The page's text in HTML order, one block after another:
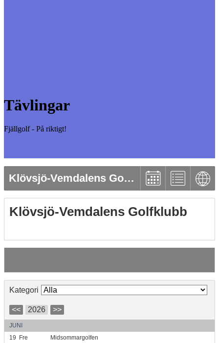
Tävlingar
Fjällgolf - På riktigt!
Klövsjö-Vemdalens Golfklubb
Klövsjö-Vemdalens Golfklubb
Kategori
<< 2026 >>
JUNI
19
Fre
Midsommargolfen